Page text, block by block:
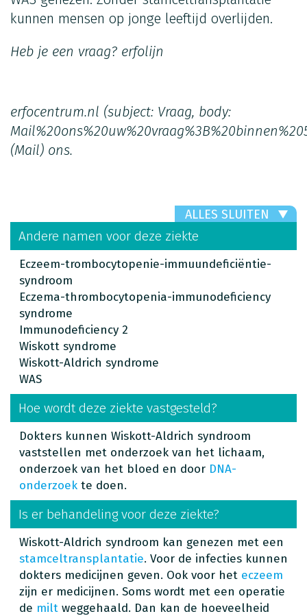
kunnen mensen op jonge leeftijd overlijden.
Heb je een vraag? erfolijn
erfocentrum.nl (subject: Vraag, body:
(Mail) ons.
ALLES SLUITEN
Andere namen voor deze ziekte
Eczeem-trombocytopenie-immuundeficiëntie-
syndroom
Eczema-thrombocytopenia-immunodeficiency
syndrome
Immunodeficiency 2
Wiskott syndrome
Wiskott-Aldrich syndrome
WAS
Hoe wordt deze ziekte vastgesteld?
Dokters kunnen Wiskott-Aldrich syndroom
vaststellen met onderzoek van het lichaam,
onderzoek van het bloed en door DNA-
onderzoek te doen.
Is er behandeling voor deze ziekte?
Wiskott-Aldrich syndroom kan genezen met een
stamceltransplantatie. Voor de infecties kunnen
dokters medicijnen geven. Ook voor het eczeem
zijn er medicijnen. Soms wordt met een operatie
de milt weggehaald. Dan kan de hoeveelheid